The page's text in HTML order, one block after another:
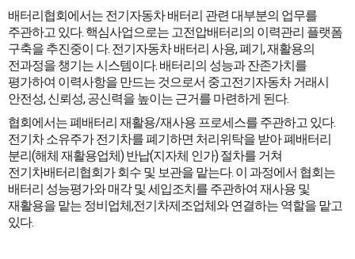
배터리협회에서는 전기자동차 배터리 관련 대부분의 업무를
주관하고 있다. 핵심사업으로는 고전압배터리의 이력관리 플랫폼
구축을 추진중이 다. 전기자동차 배터리 사용, 폐기, 재활용의
전과정을 챙기는 시스템이다. 배터리의 성능과 잔존가치를
평가하여 이력사항을 만드는 것으로서 중고전기자동차 거래시
안전성, 신뢰성, 공신력을 높이는 근거를 마련하게 된다.
협회에서는 폐배터리 재활용/재사용 프로세스를 주관하고 있다.
전기차 소유주가 전기차를 폐기하면 처리위탁을 받아 폐배터리
분리(해체 재활용업체) 반납(지자체 인가) 절차를 거쳐
전기차배터리협회가 회수 및 보관을 맡는다. 이 과정에서 협회는
배터리 성능평가와 매각 및 세입조치를 주관하여 재사용 및
재활용을 맡는 정비업체,전기차제조업체와 연결하는 역할을 맡고
있다.